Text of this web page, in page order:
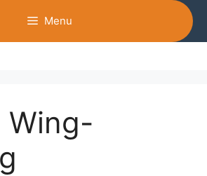
Menu
Wing-